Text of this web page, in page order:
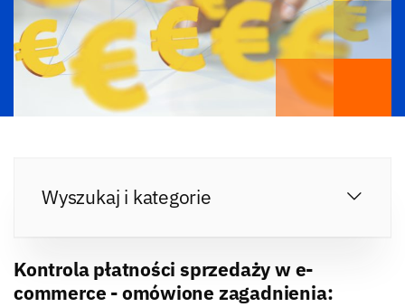
Wyszukaj i kategorie
Kontrola płatności sprzedaży w e-
commerce - omówione zagadnienia: